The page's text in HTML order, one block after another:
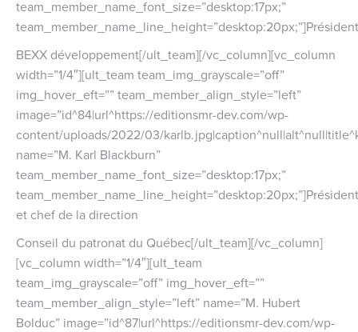
team_member_name_font_size=”desktop:17px;”
team_member_name_line_height=”desktop:20px;”]Président
BEXX développement[/ult_team][/vc_column][vc_column
width=”1/4″][ult_team team_img_grayscale=”off”
img_hover_eft=”” team_member_align_style=”left”
image=”id^84|url^https://editionsmr-dev.com/wp-
content/uploads/2022/03/
name=”M. Karl Blackburn”
team_member_name_font_size=”desktop:17px;”
team_member_name_line_height=”desktop:20px;”]Président
et chef de la direction
Conseil du patronat du Québec[/ult_team][/vc_column]
[vc_column width=”1/4″][ult_team
team_img_grayscale=”off” img_hover_eft=””
team_member_align_style=”left” name=”M. Hubert
Bolduc” image=”id^87|url^https://editionsmr-dev.com/wp-